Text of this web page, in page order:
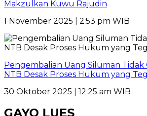
Makzulkan Kuwu Rajudin
1 November 2025 | 2:53 pm WIB
Pengembalian Uang Siluman Tidak
NTB Desak Proses Hukum yang
30 Oktober 2025 | 12:25 am WIB
GAYO LUES